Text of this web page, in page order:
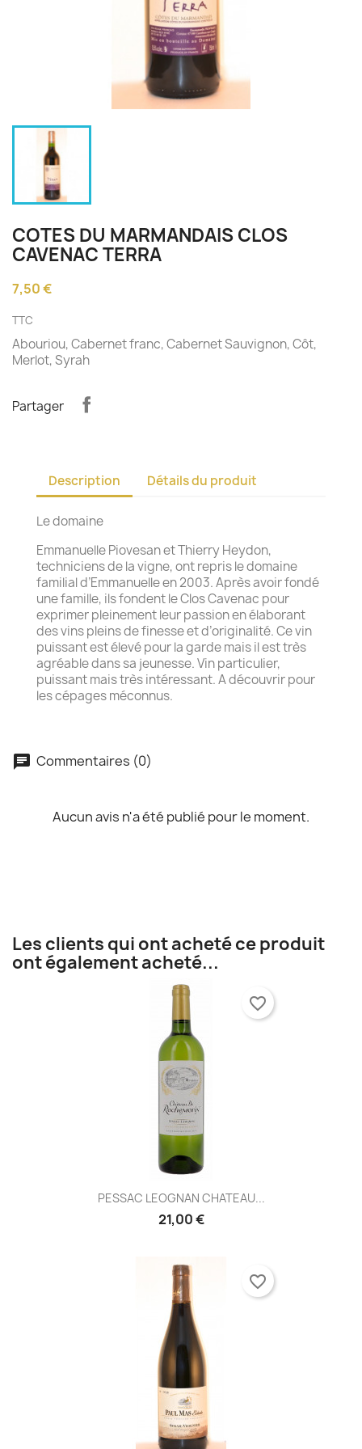
COTES DU MARMANDAIS CLOS
CAVENAC TERRA
7,50 €
TTC
Abouriou, Cabernet franc, Cabernet Sauvignon, Côt,
Merlot, Syrah
Partager
Description Détails du produit
Le domaine
Emmanuelle Piovesan et Thierry Heydon,
techniciens de la vigne, ont repris le domaine
familial d’Emmanuelle en 2003. Après avoir fondé
une famille, ils fondent le Clos Cavenac pour
exprimer pleinement leur passion en élaborant
des vins pleins de finesse et d’originalité. Ce vin
puissant est élevé pour la garde mais il est très
agréable dans sa jeunesse. Vin particulier,
puissant mais très intéressant. A découvrir pour
les cépages méconnus.
chat Commentaires (0)
Aucun avis n'a été publié pour le moment.
Les clients qui ont acheté ce produit
ont également acheté...
PESSAC LEOGNAN CHATEAU...
21,00 €
favorite_border
favorite_border